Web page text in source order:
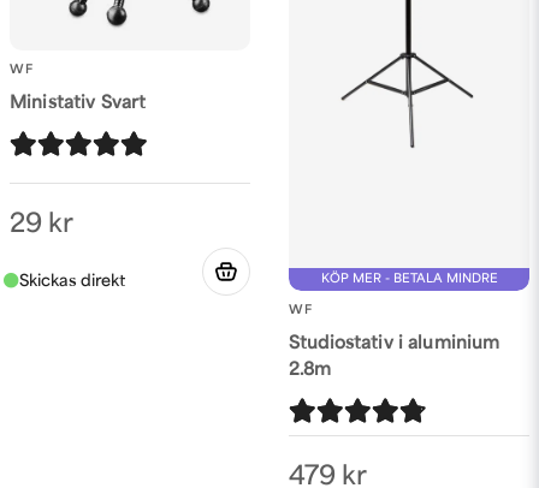
WF
Ministativ Svart
29 kr
KÖP MER - BETALA MINDRE
WF
Studiostativ i aluminium
2.8m
479 kr